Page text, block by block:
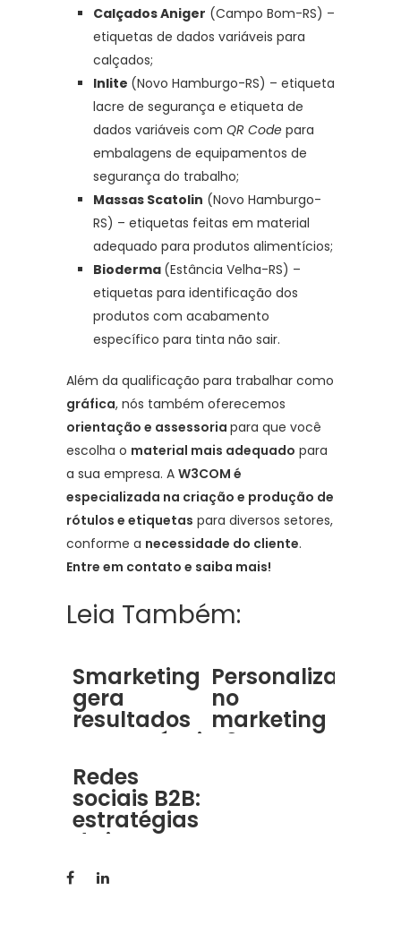
Calçados Aniger (Campo Bom-RS) –
etiquetas de dados variáveis para
calçados;
Inlite (Novo Hamburgo-RS) – etiqueta
lacre de segurança e etiqueta de
dados variáveis com QR Code para
embalagens de equipamentos de
segurança do trabalho;
Massas Scatolin (Novo Hamburgo-
RS) – etiquetas feitas em material
adequado para produtos alimentícios;
Bioderma (Estância Velha-RS) –
etiquetas para identificação dos
produtos com acabamento
específico para tinta não sair.
Além da qualificação para trabalhar como
gráfica, nós também oferecemos
orientação e assessoria para que você
escolha o material mais adequado para
a sua empresa. A W3COM é
especializada na criação e produção de
rótulos e etiquetas para diversos setores,
conforme a necessidade do cliente.
Entre em contato e saiba mais!
Leia Também:
Smarketing
gera
resultados
mensuráveis:
guia para
B2B
Personalização
no
marketing
B2B:
Redes
sociais B2B:
estratégias
de impacto